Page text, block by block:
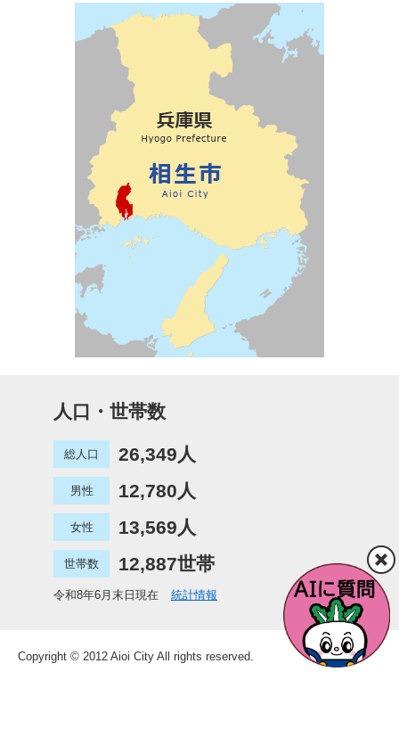
人口・世帯数
総人口 26,349人
男性 12,780人
女性 13,569人
世帯数 12,887世帯
令和8年6月末日現在 統計情報
Copyright © 2012 Aioi City All rights reserved.